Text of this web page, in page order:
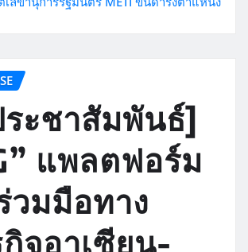
ะชาสัมพันธ์]
แพลตฟอร์ม
วมมือทาง
จอาเซียน-